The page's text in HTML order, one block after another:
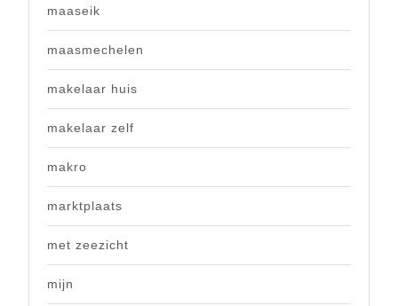
maaseik
maasmechelen
makelaar huis
makelaar zelf
makro
marktplaats
met zeezicht
mijn